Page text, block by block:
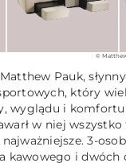
©
Pauk,
który
wyglądu i
w niej
3-
kawowego i dwóch